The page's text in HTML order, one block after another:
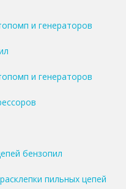
и генераторов
и генераторов
бензопил
пильных цепей